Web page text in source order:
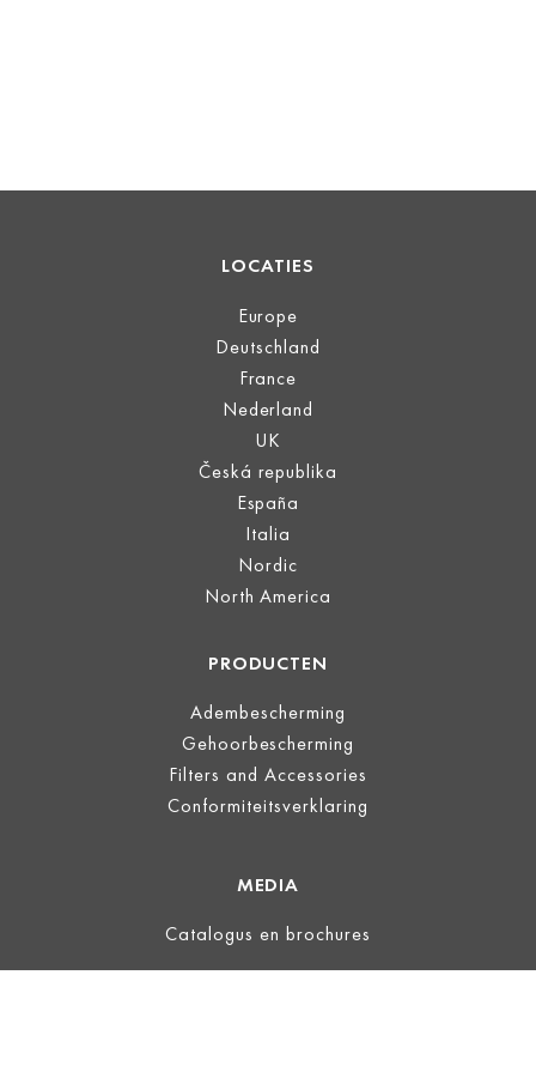
LOCATIES
Europe
Deutschland
France
Nederland
UK
Česká republika
España
Italia
Nordic
North America
PRODUCTEN
Adembescherming
Gehoorbescherming
Filters and Accessories
Conformiteitsverklaring
MEDIA
Catalogus en brochures